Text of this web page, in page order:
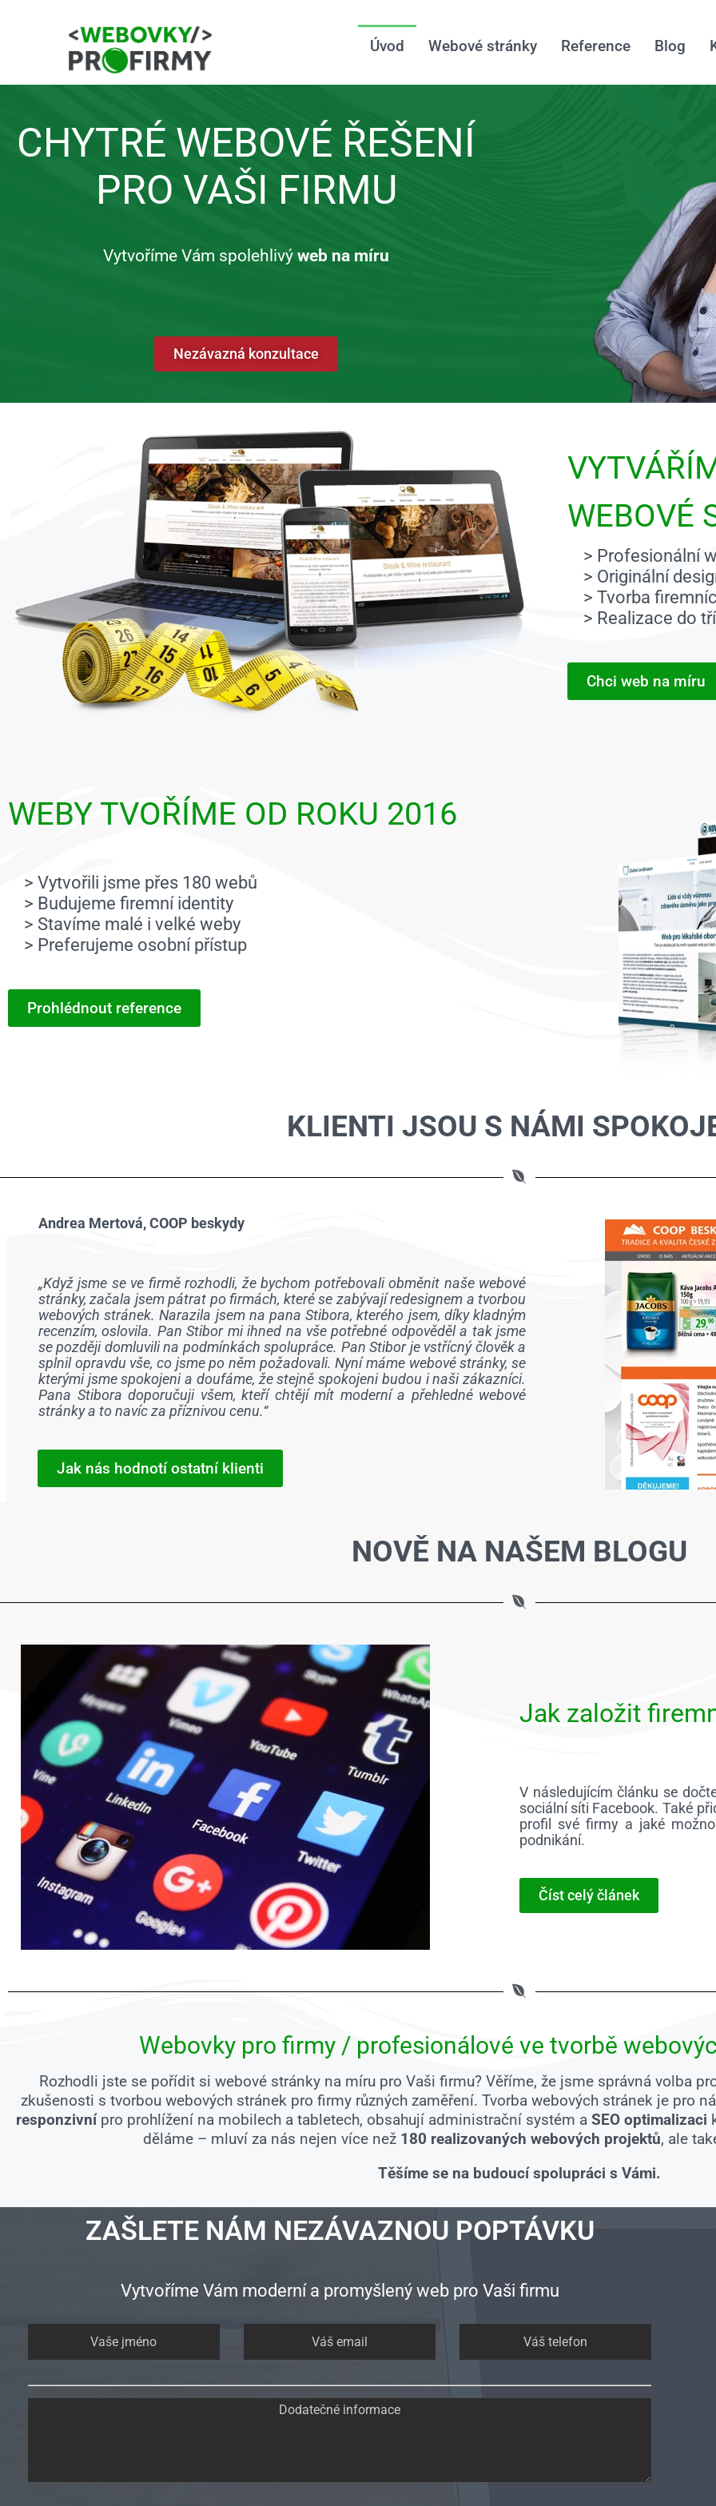
Úvod Webové stránky Reference Blog
CHYTRÉ WEBOVÉ ŘEŠENÍ
PRO VAŠI FIRMU
Vytvoříme Vám spolehlivý web na míru
Nezávazná konzultace
WEBOVÉ
> Profesionální
> Originální
> Tvorba
> Realizace do
Chci web na míru
WEBY TVOŘÍME OD ROKU 2016
> Vytvořili jsme přes 180 webů
> Budujeme firemní identity
> Stavíme malé i velké weby
> Preferujeme osobní přístup
Prohlédnout reference
KLIENTI JSOU S NÁMI
Andrea Mertová, COOP beskydy
„Když jsme se ve firmě rozhodli, že bychom potřebovali obměnit naše webové
stránky, začala jsem pátrat po firmách, které se zabývají redesignem a tvorbou
webových stránek. Narazila jsem na pana Stibora, kterého jsem, díky kladným
recenzím, oslovila. Pan Stibor mi ihned na vše potřebné odpověděl a tak jsme
se později domluvili na podmínkách spolupráce. Pan Stibor je vstřícný člověk a
splnil opravdu vše, co jsme po něm požadovali. Nyní máme webové stránky, se
kterými jsme spokojeni a doufáme, že stejně spokojeni budou i naši zákazníci.
Pana Stibora doporučuji všem, kteří chtějí mít moderní a přehledné webové
stránky a to navíc za příznivou cenu.“
Jak nás hodnotí ostatní klienti
NOVĚ NA NAŠEM BLOGU
Jak založit
V následujícím článku se
sociální síti Facebook. Také
profil své firmy a jaké
podnikání.
Číst celý článek
Webovky pro firmy / profesionálové ve tvorbě
Rozhodli jste se pořídit si webové stránky na míru pro Vaši firmu? Věříme, že jsme správná volba
zkušenosti s tvorbou webových stránek pro firmy různých zaměření. Tvorba webových stránek je pro
responzivnípro prohlížení na mobilech a tabletech, obsahují administrační systém a SEO optimalizaci
děláme – mluví za nás nejen více než 180 realizovaných webových projektů, ale
Těšíme se na budoucí spolupráci s Vámi.
ZAŠLETE NÁM NEZÁVAZNOU POPTÁVKU
Vytvoříme Vám moderní a promyšlený web pro Vaši firmu